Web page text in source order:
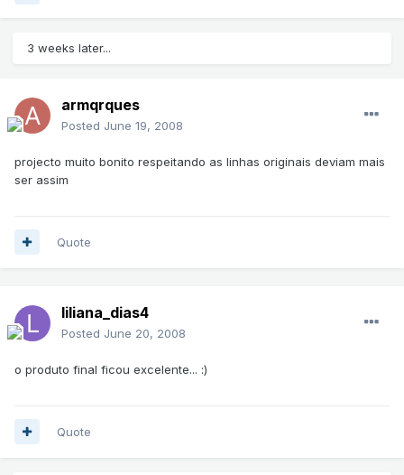
3 weeks later...
armqrques
Posted June 19, 2008
projecto muito bonito respeitando as linhas originais deviam mais
ser assim
Quote
liliana_dias4
Posted June 20, 2008
o produto final ficou excelente... :)
Quote